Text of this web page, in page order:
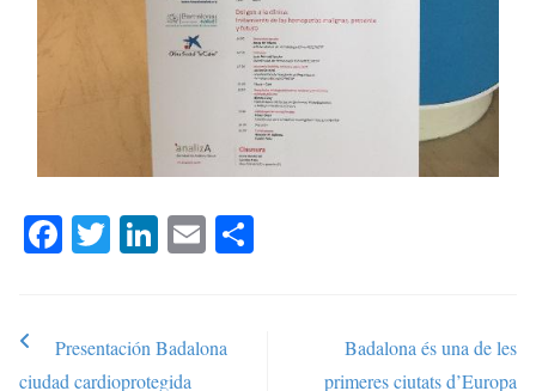
Fa
ok
T
r
Li
In
E
Post navigation
Presentación Badalona
ciudad cardioprotegida
Badalona és una de les
primeres ciutats d’Europa